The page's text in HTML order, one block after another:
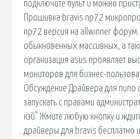
подключите пульт и можно
Прошивка bravis np72
np72 версия на allwinner
обыкновенных массивных, а
организация asus проявляет
мониторов для бизнес-
Обсуждение Драйвера для пипо
запускать с правами
кэй" Жмите любую кнопку и
драйверы для bravis бесплатно